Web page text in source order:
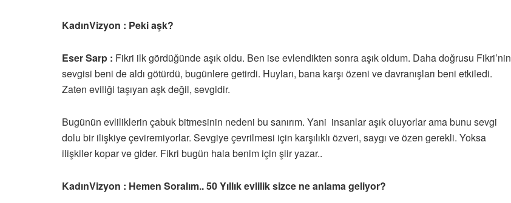
KadınVizyon : Peki aşk?
Eser Sarp : Fikri ilk gördüğünde aşık oldu. Ben ise evlendikten sonra aşık oldum. Daha doğrusu Fikri’nin
sevgisi beni de aldı götürdü, bugünlere getirdi. Huyları, bana karşı özeni ve davranışları beni etkiledi.
Zaten eviliği taşıyan aşk değil, sevgidir.
Bugünün evliliklerin çabuk bitmesinin nedeni bu sanırım. Yani insanlar aşık oluyorlar ama bunu sevgi
dolu bir ilişkiye çeviremiyorlar. Sevgiye çevrilmesi için karşılıklı özveri, saygı ve özen gerekli. Yoksa
ilişkiler kopar ve gider. Fikri bugün hala benim için şiir yazar..
KadınVizyon : Hemen Soralım.. 50 Yıllık evlilik sizce ne anlama geliyor?